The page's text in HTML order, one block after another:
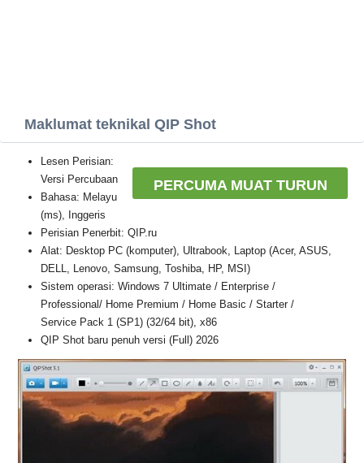
Maklumat teknikal QIP Shot
PERCUMA MUAT TURUN
Lesen Perisian:
Versi Percubaan
Bahasa: Melayu
(ms), Inggeris
Perisian Penerbit: QIP.ru
Alat: Desktop PC (komputer), Ultrabook, Laptop (Acer, ASUS,
DELL, Lenovo, Samsung, Toshiba, HP, MSI)
Sistem operasi: Windows 7 Ultimate / Enterprise /
Professional/ Home Premium / Home Basic / Starter /
Service Pack 1 (SP1) (32/64 bit), x86
QIP Shot baru penuh versi (Full) 2026